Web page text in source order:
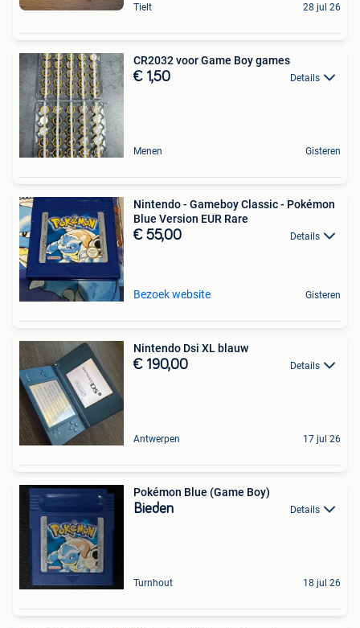
Tielt 28 jul 26
CR2032 voor Game Boy games
€ 1,50 Details
Menen Gisteren
Nintendo - Gameboy Classic - Pokémon
Blue Version EUR Rare
€ 55,00 Details
Bezoek website Gisteren
Nintendo Dsi XL blauw
€ 190,00 Details
Antwerpen 17 jul 26
Pokémon Blue (Game Boy)
Bieden Details
Turnhout 18 jul 26